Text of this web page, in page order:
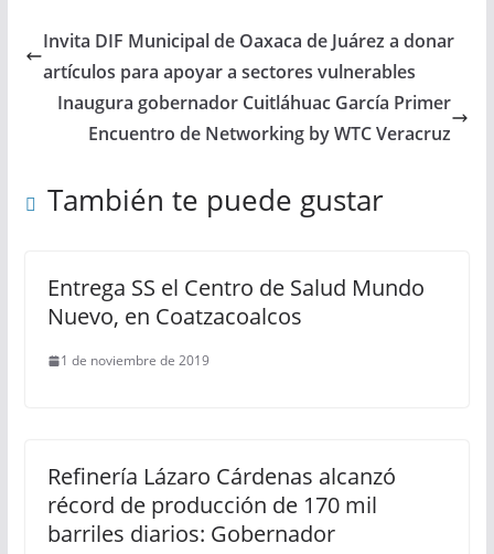
Invita DIF Municipal de Oaxaca de Juárez a donar
artículos para apoyar a sectores vulnerables
Inaugura gobernador Cuitláhuac García Primer
Encuentro de Networking by WTC Veracruz
También te puede gustar
Entrega SS el Centro de Salud Mundo
Nuevo, en Coatzacoalcos
1 de noviembre de 2019
Refinería Lázaro Cárdenas alcanzó
récord de producción de 170 mil
barriles diarios: Gobernador